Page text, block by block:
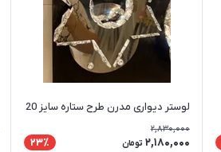
لوستر دیواری مدرن طرح ستاره سایز 20
2,830,000
2,180,000 تومان 23٪